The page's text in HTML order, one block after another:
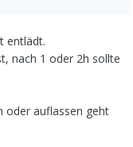
entlädt.
nach 1 oder 2h sollte
oder auflassen geht